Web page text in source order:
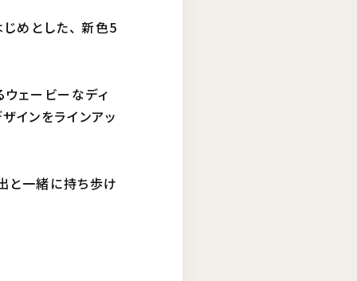
じめとした、 新色5
ウェービーなディ
インをラインアッ
と一緒に持ち歩け